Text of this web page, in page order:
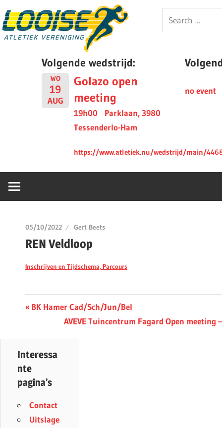
to
content
Looise
Search
for:
Volgende wedstrijd:
WO
19
AUG
Golazo open
meeting
19h00
Parklaan, 3980
Tessenderlo-Ham
https://www.atletiek.nu/wedstrijd/main/
no event
05/10/2022 Gert Beets
REN Veldloop
Inschrijven en Tijdschema, Parcours
Berichtnavigatie
Previous
BK Hamer Cad/Sch/Jun/Bel
Next
AVEVE Tuincentrum Fagard Open meeting
Interessa
nte
pagina’s
Contact
Uitslage